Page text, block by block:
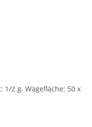
1/2 g. Wägefläche: 50 x